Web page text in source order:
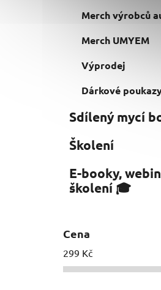
Merch výrobců
Merch UMYEM
Výprodej
Dárkové
Sdílený mycí
Školení
E-booky,
školení 🎓
Cena
299 Kč